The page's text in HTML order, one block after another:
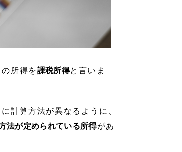
所得を課税所得と言いま
計算方法が異なるように、
法が定められている所得があ